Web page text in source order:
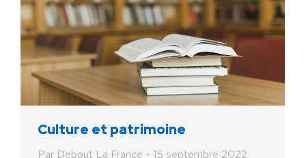
Culture et patrimoine
Par Debout La France
15 septembre 2022